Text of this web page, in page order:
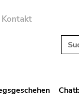
Kontakt